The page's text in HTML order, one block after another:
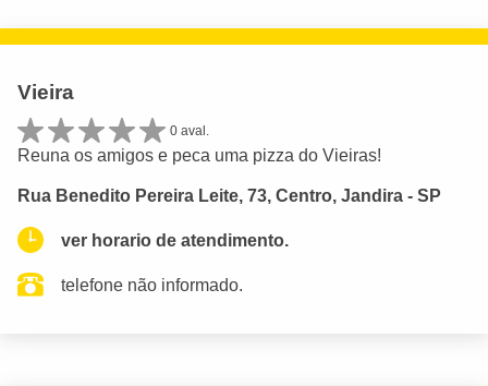
Vieira
0 aval.
Reuna os amigos e peca uma pizza do Vieiras!
Rua Benedito Pereira Leite, 73, Centro, Jandira - SP
ver horario de atendimento.
telefone não informado.